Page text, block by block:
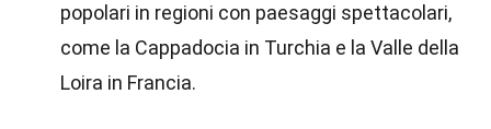
popolari in regioni con paesaggi spettacolari,
come la Cappadocia in Turchia e la Valle della
Loira in Francia.